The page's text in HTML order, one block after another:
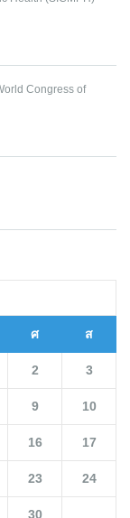
Congress of
ศ ส
2 3
9 10
16 17
23 24
30